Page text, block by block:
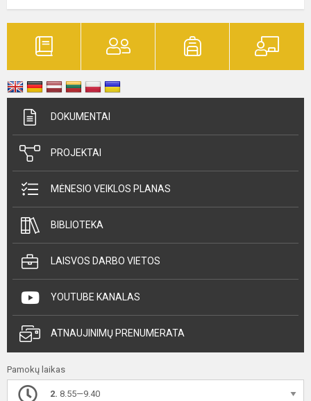
DOKUMENTAI
PROJEKTAI
MĖNESIO VEIKLOS PLANAS
BIBLIOTEKA
LAISVOS DARBO VIETOS
YOUTUBE KANALAS
ATNAUJINIMŲ PRENUMERATA
Pamokų laikas
2. 8.55—9.40